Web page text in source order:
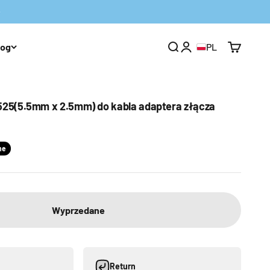
Otwórz wyszukiwarkę
Otwórz stronę konta
PL Otwórz
x 2.5mm) do kabla adaptera złącza
Wyprzedane
Return